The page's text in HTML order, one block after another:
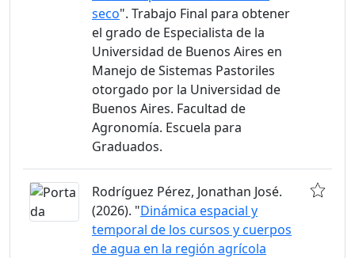
seco". Trabajo Final para obtener
el grado de Especialista de la
Universidad de Buenos Aires en
Manejo de Sistemas Pastoriles
otorgado por la Universidad de
Buenos Aires. Facultad de
Agronomía. Escuela para
Graduados.
Rodríguez Pérez, Jonathan José.
(2026). "Dinámica espacial y
temporal de los cursos y cuerpos
de agua en la región agrícola